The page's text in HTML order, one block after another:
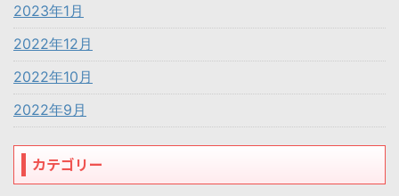
2023年1月
2022年12月
2022年10月
2022年9月
カテゴリー